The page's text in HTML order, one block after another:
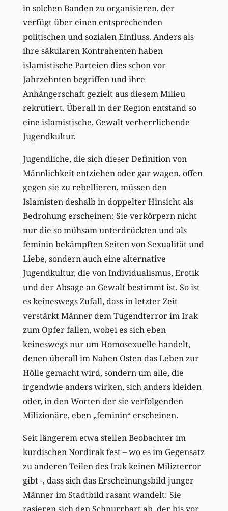
in solchen Banden zu organisieren, der
verfügt über einen entsprechenden
politischen und sozialen Einfluss. Anders als
ihre säkularen Kontrahenten haben
islamistische Parteien dies schon vor
Jahrzehnten begriffen und ihre
Anhängerschaft gezielt aus diesem Milieu
rekrutiert. Überall in der Region entstand so
eine islamistische, Gewalt verherrlichende
Jugendkultur.
Jugendliche, die sich dieser Definition von
Männlichkeit entziehen oder gar wagen, offen
gegen sie zu rebellieren, müssen den
Islamisten deshalb in doppelter Hinsicht als
Bedrohung erscheinen: Sie verkörpern nicht
nur die so mühsam unterdrückten und als
feminin bekämpften Seiten von Sexualität und
Liebe, sondern auch eine alternative
Jugendkultur, die von Individualismus, Erotik
und der Absage an Gewalt bestimmt ist. So ist
es keineswegs Zufall, dass in letzter Zeit
verstärkt Männer dem Tugendterror im Irak
zum Opfer fallen, wobei es sich eben
keineswegs nur um Homosexuelle handelt,
denen überall im Nahen Osten das Leben zur
Hölle gemacht wird, sondern um alle, die
irgendwie anders wirken, sich anders kleiden
oder, in den Worten der sie verfolgenden
Milizionäre, eben „feminin“ erscheinen.
Seit längerem etwa stellen Beobachter im
kurdischen Nordirak fest – wo es im Gegensatz
zu anderen Teilen des Irak keinen Milizterror
gibt -, dass sich das Erscheinungsbild junger
Männer im Stadtbild rasant wandelt: Sie